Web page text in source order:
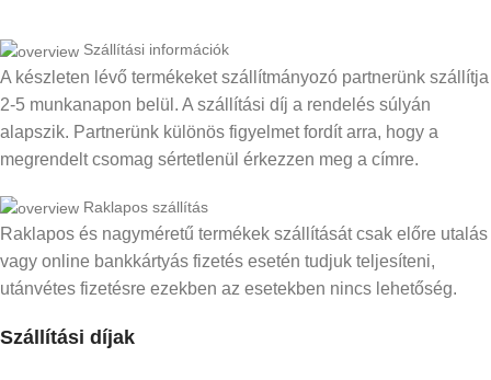
Szállítási információk
A készleten lévő termékeket szállítmányozó partnerünk szállítja
2-5 munkanapon belül. A szállítási díj a rendelés súlyán
alapszik. Partnerünk különös figyelmet fordít arra, hogy a
megrendelt csomag sértetlenül érkezzen meg a címre.
Raklapos szállítás
Raklapos és nagyméretű termékek szállítását csak előre utalás
vagy online bankkártyás fizetés esetén tudjuk teljesíteni,
utánvétes fizetésre ezekben az esetekben nincs lehetőség.
Szállítási díjak